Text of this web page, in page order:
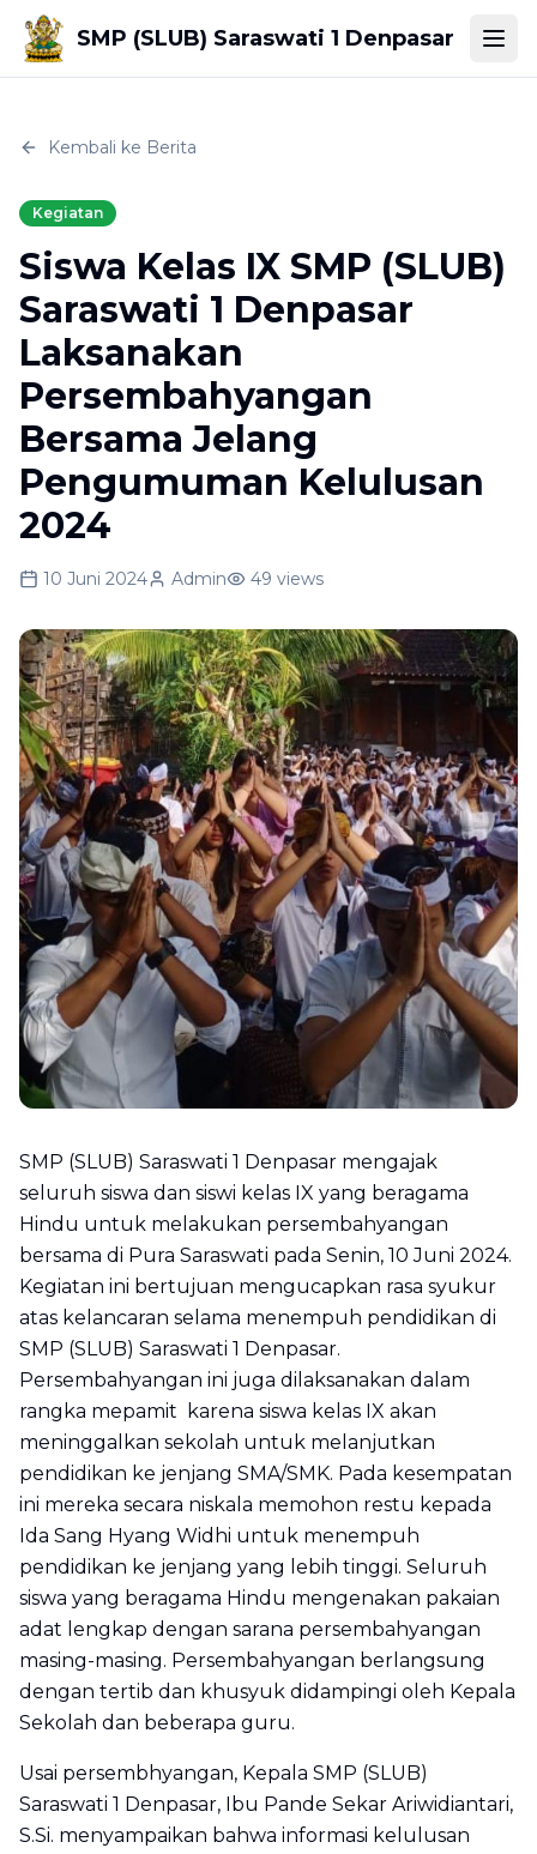
SMP (SLUB) Saraswati 1 Denpasar
Kembali ke Berita
Kegiatan
Siswa Kelas IX SMP (SLUB)
Saraswati 1 Denpasar
Laksanakan
Persembahyangan
Bersama Jelang
Pengumuman Kelulusan
2024
10 Juni 2024 Admin 49 views
SMP (SLUB) Saraswati 1 Denpasar mengajak
seluruh siswa dan siswi kelas IX yang beragama
Hindu untuk melakukan persembahyangan
bersama di Pura Saraswati pada Senin, 10 Juni 2024.
Kegiatan ini bertujuan mengucapkan rasa syukur
atas kelancaran selama menempuh pendidikan di
SMP (SLUB) Saraswati 1 Denpasar.
Persembahyangan ini juga dilaksanakan dalam
rangka mepamit karena siswa kelas IX akan
meninggalkan sekolah untuk melanjutkan
pendidikan ke jenjang SMA/SMK. Pada kesempatan
ini mereka secara niskala memohon restu kepada
Ida Sang Hyang Widhi untuk menempuh
pendidikan ke jenjang yang lebih tinggi. Seluruh
siswa yang beragama Hindu mengenakan pakaian
adat lengkap dengan sarana persembahyangan
masing-masing. Persembahyangan berlangsung
dengan tertib dan khusyuk didampingi oleh Kepala
Sekolah dan beberapa guru.
Usai persembhyangan, Kepala SMP (SLUB)
Saraswati 1 Denpasar, Ibu Pande Sekar Ariwidiantari,
S.Si. menyampaikan bahwa informasi kelulusan